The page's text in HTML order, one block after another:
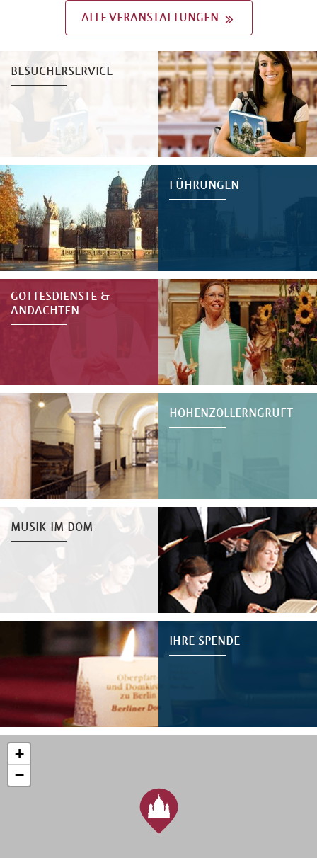
ALLE VERANSTALTUNGEN
BESUCHERSERVICE
FÜHRUNGEN
GOTTESDIENSTE &
ANDACHTEN
HOHENZOLLERNGRUFT
MUSIK IM DOM
IHRE SPENDE
+
−